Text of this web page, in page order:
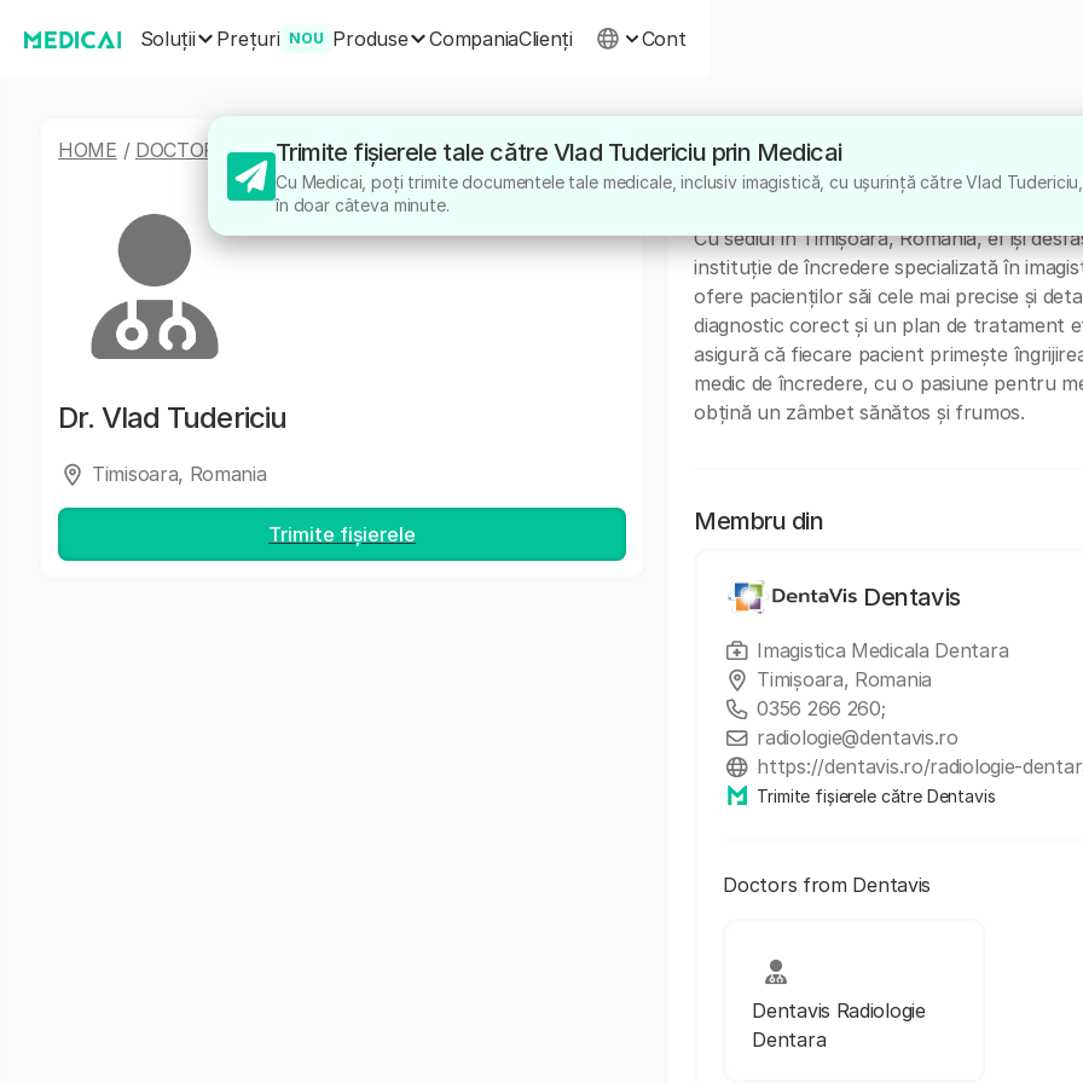
Soluții Prețuri NOU Produse CompaniaClienți Cont
HOME / DOCTORI /VLAD TUDERICIU
Dr. Vlad Tudericiu
Timisoara, Romania
Trimite fișierele
Despre
Cu sediul în Timișoara, România, el își
instituție de încredere specializată în
ofere pacienților săi cele mai precise și
diagnostic corect și un plan de tratament
asigură că fiecare pacient primește
medic de încredere, cu o pasiune pentru
obțină un zâmbet sănătos și frumos.
Membru din
Dentavis
Imagistica Medicala Dentara
Timișoara, Romania
0356 266 260;
radiologie@dentavis.ro
https://dentavis.ro/radiologie-
Trimite fișierele către Dentavis
Doctors from Dentavis
Dentavis Radiologie
Dentara
Trimite fișierele tale către Vlad Tudericiu prin Medicai
Cu Medicai, poți trimite documentele tale medicale, inclusiv imagistică, cu ușurință către Vlad Tudericiu,
în doar câteva minute.